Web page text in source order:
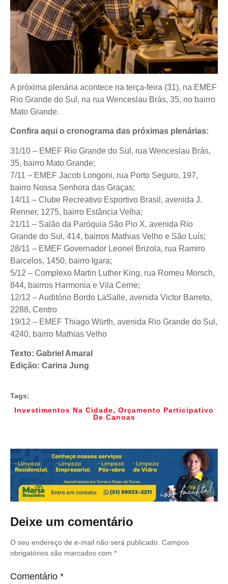
A próxima plenária acontece na terça-feira (31), na EMEF
Rio Grande do Sul, na rua Wenceslau Brás, 35, no bairro
Mato Grande.
Confira aqui o cronograma das próximas plenárias:
31/10 – EMEF Rio Grande do Sul, rua Wenceslau Brás,
35, bairro Mato Grande;
7/11 – EMEF Jacob Longoni, rua Porto Seguro, 197,
bairro Nossa Senhora das Graças;
14/11 – Clube Recreativo Esportivo Brasil, avenida J.
Renner, 1275, bairro Estância Velha;
21/11 – Salão da Paróquia São Pio X, avenida Rio
Grande do Sul, 414, bairros Mathias Velho e São Luís;
28/11 – EMEF Governador Leonel Brizola, rua Ramiro
Barcelos, 1450, bairro Igara;
5/12 – Complexo Martin Luther King, rua Romeu Morsch,
844, bairros Harmonia e Vila Cerne;
12/12 – Auditório Bordo LaSalle, avenida Victor Barreto,
2288, Centro
19/12 – EMEF Thiago Würth, avenida Rio Grande do Sul,
4240, bairro Mathias Velho
Texto: Gabriel Amaral
Edição: Carina Jung
Tags:
Investimentos Na Cidade, Orçamento Participativo
De Canoas
Deixe um comentário
O seu endereço de e-mail não será publicado. Campos
obrigatórios são marcados com *
Comentário *